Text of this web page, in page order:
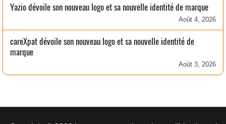
Yazio dévoile son nouveau logo et sa nouvelle identité de marque
Août 4, 2026
careXpat dévoile son nouveau logo et sa nouvelle identité de
marque
Août 3, 2026